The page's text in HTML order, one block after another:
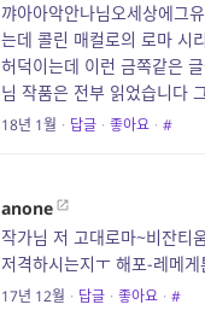
꺄아아악안나님오세상에그
는데 콜린 매컬로의 로마 시
허덕이는데 이런 금쪽같은
님 작품은 전부 읽었습니다
18년 1월 · 답글 · 좋아요 · #
anone
작가님 저 고대로마~비잔티
저격하시는지ㅜ 해포-레메
17년 12월 · 답글 · 좋아요 · #